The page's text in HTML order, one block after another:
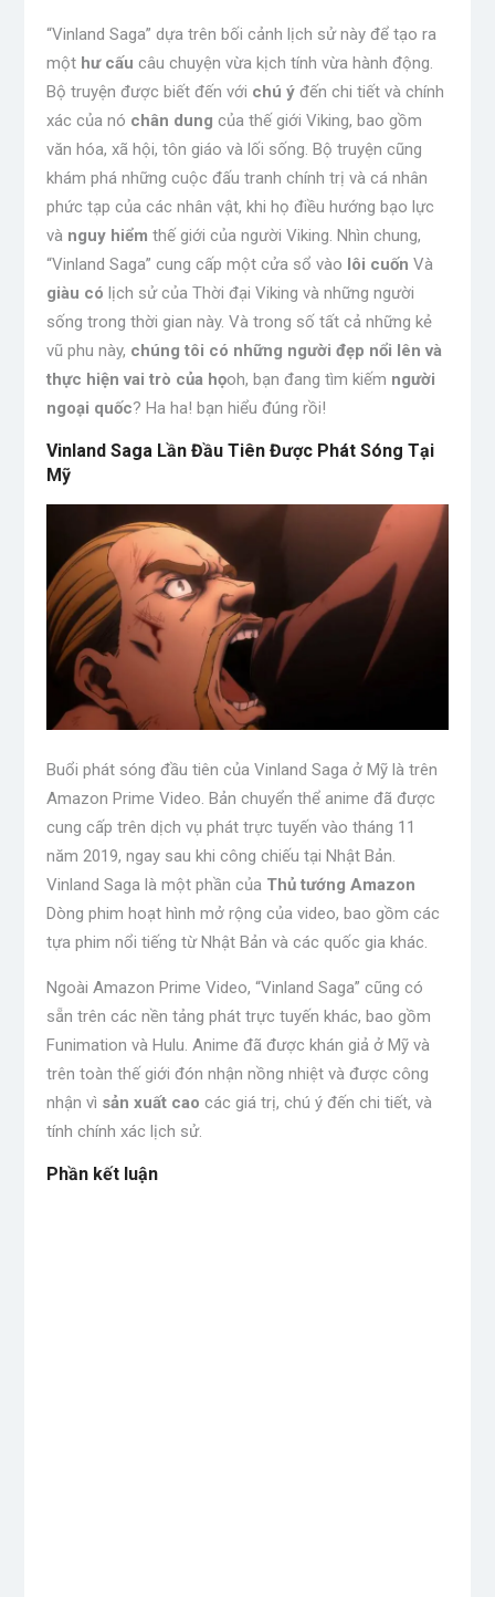
“Vinland Saga” dựa trên bối cảnh lịch sử này để tạo ra
một hư cấu câu chuyện vừa kịch tính vừa hành động.
Bộ truyện được biết đến với chú ý đến chi tiết và chính
xác của nó chân dung của thế giới Viking, bao gồm
văn hóa, xã hội, tôn giáo và lối sống. Bộ truyện cũng
khám phá những cuộc đấu tranh chính trị và cá nhân
phức tạp của các nhân vật, khi họ điều hướng bạo lực
và nguy hiểm thế giới của người Viking. Nhìn chung,
“Vinland Saga” cung cấp một cửa sổ vào lôi cuốn Và
giàu có lịch sử của Thời đại Viking và những người
sống trong thời gian này. Và trong số tất cả những kẻ
vũ phu này, chúng tôi có những người đẹp nổi lên và
thực hiện vai trò của họoh, bạn đang tìm kiếm người
ngoại quốc? Ha ha! bạn hiểu đúng rồi!
Vinland Saga Lần Đầu Tiên Được Phát Sóng Tại
Mỹ
Buổi phát sóng đầu tiên của Vinland Saga ở Mỹ là trên
Amazon Prime Video. Bản chuyển thể anime đã được
cung cấp trên dịch vụ phát trực tuyến vào tháng 11
năm 2019, ngay sau khi công chiếu tại Nhật Bản.
Vinland Saga là một phần của Thủ tướng Amazon
Dòng phim hoạt hình mở rộng của video, bao gồm các
tựa phim nổi tiếng từ Nhật Bản và các quốc gia khác.
Ngoài Amazon Prime Video, “Vinland Saga” cũng có
sẵn trên các nền tảng phát trực tuyến khác, bao gồm
Funimation và Hulu. Anime đã được khán giả ở Mỹ và
trên toàn thế giới đón nhận nồng nhiệt và được công
nhận vì sản xuất cao các giá trị, chú ý đến chi tiết, và
tính chính xác lịch sử.
Phần kết luận